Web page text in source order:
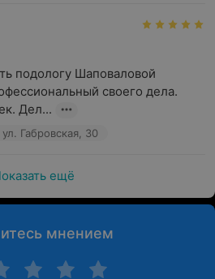
подологу Шаповаловой
своего дела.
Дел...
Габровская, 30
ещё
мнением